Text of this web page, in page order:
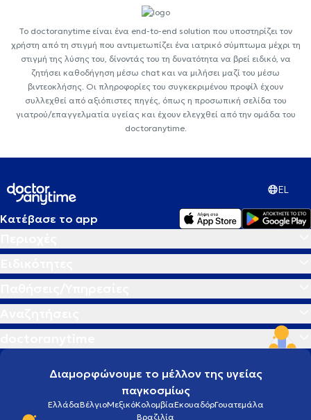
Το doctoranytime είναι ένα end-to-end solution που υποστηρίζει τον
χρήστη από τη στιγμή που αντιμετωπίζει ένα ιατρικό σύμπτωμα μέχρι τη
στιγμή της λύσης του, δίνοντάς του τη δυνατότητα να βρεί ειδικό, να
ζητήσει καθοδήγηση μέσω chat και να μιλήσει μαζί του μέσω
βιντεοκλήσης. Οι πληροφορίες του συγκεκριμένου προφίλ έχουν
συλλεχθεί από αξιόπιστες πηγές, όπως η προσωπική σελίδα του
γιατρού/επαγγελματία υγείας και έχουν ελεγχθεί από την ομάδα του
doctoranytime.
EL
Κατέβασε το app
Διαμορφώνουμε το μέλλον της υγείας
παγκοσμίως
ΕλλάδαΒέλγιοΜεξικόΚολομβίαΕκουαδόρΓουατεμάλα
Βραζιλία